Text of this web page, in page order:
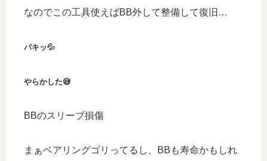
なのでこの工具使えばBB外して整備して復旧…
バキッ💦
やらかした😅
BBのスリーブ損傷
まぁベアリングゴリってるし、BBも寿命かもしれ